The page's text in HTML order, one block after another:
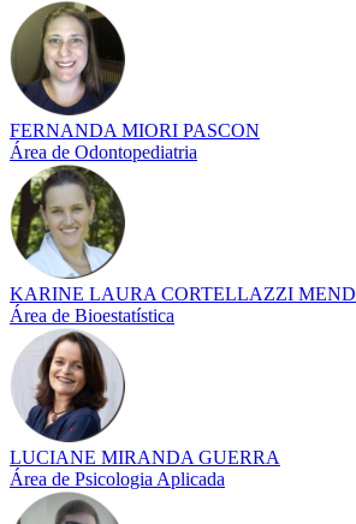
FERNANDA MIORI PASCON
Área de Odontopediatria
KARINE LAURA CORTELLAZZI
Área de Bioestatística
LUCIANE MIRANDA GUERRA
Área de Psicologia Aplicada